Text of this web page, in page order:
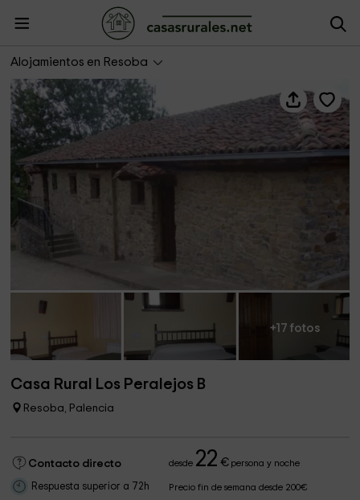
Alojamientos en Resoba
Casa Rural Los Peralejos B
+17 fotos
Casa Rural Los Peralejos B
Resoba, Palencia
Contacto directo desde 22 €persona y noche
Respuesta superior a 72h Precio fin de semana desde 200€